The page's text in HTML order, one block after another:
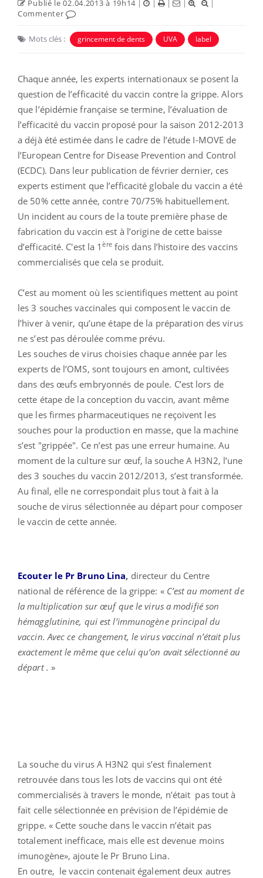
Publié le 02.04.2013 à 19h14 | | | |
|
Commenter
Mots clés : grincement de dents UVA label
Chaque année, les experts internationaux se posent la
question de l’efficacité du vaccin contre la grippe. Alors
que l’épidémie française se termine, l’évaluation de
l’efficacité du vaccin proposé pour la saison 2012-2013
a déjà été estimée dans le cadre de l’étude I-MOVE de
l’European Centre for Disease Prevention and Control
(ECDC). Dans leur publication de février dernier, ces
experts estiment que l’efficacité globale du vaccin a été
de 50% cette année, contre 70/75% habituellement.
Un incident au cours de la toute première phase de
fabrication du vaccin est à l’origine de cette baisse
d’efficacité. C'est la 1èrefois dans l’histoire des vaccins
commercialisés que cela se produit.
C’est au moment où les scientifiques mettent au point
les 3 souches vaccinales qui composent le vaccin de
l’hiver à venir, qu’une étape de la préparation des virus
ne s’est pas déroulée comme prévu.
Les souches de virus choisies chaque année par les
experts de l’OMS, sont toujours en amont, cultivées
dans des œufs embryonnés de poule. C’est lors de
cette étape de la conception du vaccin, avant même
que les firmes pharmaceutiques ne reçoivent les
souches pour la production en masse, que la machine
s’est "grippée". Ce n’est pas une erreur humaine. Au
moment de la culture sur œuf, la souche A H3N2, l’une
des 3 souches du vaccin 2012/2013, s’est transformée.
Au final, elle ne correspondait plus tout à fait à la
souche de virus sélectionnée au départ pour composer
le vaccin de cette année.
Ecouter le Pr Bruno Lina, directeur du Centre
national de référence de la grippe: « C’est au moment de
la multiplication sur œuf que le virus a modifié son
hémagglutinine, qui est l’immunogène principal du
vaccin. Avec ce changement, le virus vaccinal n’était plus
exactement le même que celui qu’on avait sélectionné au
départ . »
La souche du virus A H3N2 qui s’est finalement
retrouvée dans tous les lots de vaccins qui ont été
commercialisés à travers le monde, n’était pas tout à
fait celle sélectionnée en prévision de l’épidémie de
grippe. « Cette souche dans le vaccin n’était pas
totalement inefficace, mais elle est devenue moins
imunogène», ajoute le Pr Bruno Lina.
En outre, le vaccin contenait également deux autres